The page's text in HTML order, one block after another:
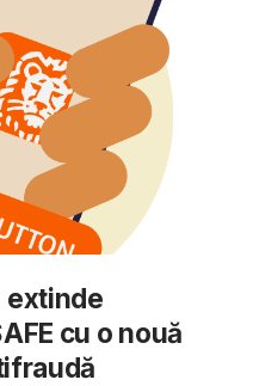
extinde
cu o nouă